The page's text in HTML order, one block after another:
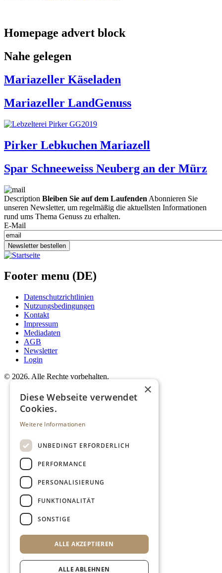
Homepage advert block
Nahe gelegen
Mariazeller Käseladen
Mariazeller LandGenuss
Pirker Lebkuchen Mariazell
Spar Schneeweiss Neuberg an der Mürz
Description Bleiben Sie auf dem Laufenden Abonnieren Sie
unseren Newsletter, um regelmäßig die aktuellsten Informationen
rund ums Thema Genuss zu erhalten.
E-Mail
Newsletter bestellen
Footer menu (DE)
Datenschutzrichtlinien
Nutzungsbedingungen
Kontakt
Impressum
Mediadaten
AGB
Newsletter
Login
© 2026. Alle Rechte vorbehalten.
×
Diese Webseite verwendet
Cookies.
Weitere Informationen
UNBEDINGT ERFORDERLICH
PERFORMANCE
PERSONALISIERUNG
FUNKTIONALITÄT
SONSTIGE
ALLE AKZEPTIEREN
ALLE ABLEHNEN